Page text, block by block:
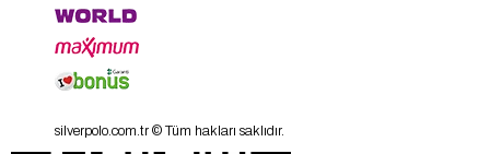
silverpolo.com.tr © Tüm hakları saklıdır.